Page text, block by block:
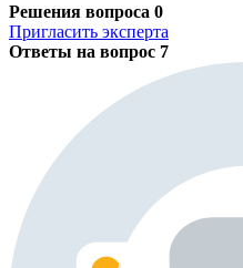
Решения вопроса 0
Пригласить эксперта
Ответы на вопрос 7